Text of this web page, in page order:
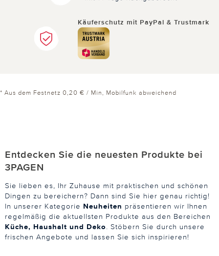
Käuferschutz mit PayPal & Trustmark
* Aus dem Festnetz 0,20 € / Min, Mobilfunk abweichend
Entdecken Sie die neuesten Produkte bei
3PAGEN
Sie lieben es, Ihr Zuhause mit praktischen und schönen
Dingen zu bereichern? Dann sind Sie hier genau richtig!
In unserer Kategorie Neuheiten präsentieren wir Ihnen
regelmäßig die aktuellsten Produkte aus den Bereichen
Küche, Haushalt und Deko . Stöbern Sie durch unsere
frischen Angebote und lassen Sie sich inspirieren!